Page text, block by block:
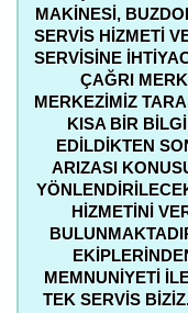
MAKINESI,
SERVIS HIZMETI
SERVISINE
ÇAĞRI
MERKEZIMIZ
KISA BIR
EDILDIKTEN
ARIZASI
HIZMETINI
MEMNUNIYETI
TEK SERVIS